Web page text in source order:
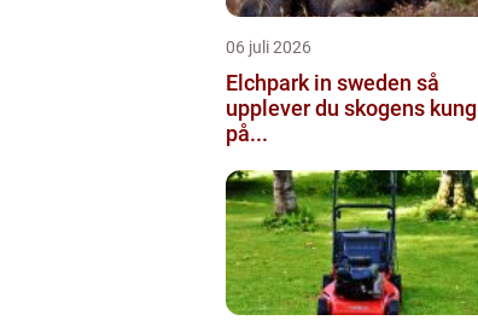
06 juli 2026
Elchpark in sweden så
upplever du skogens kung
på...